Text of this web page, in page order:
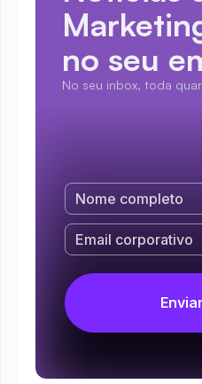
no seu
No seu inbox, toda